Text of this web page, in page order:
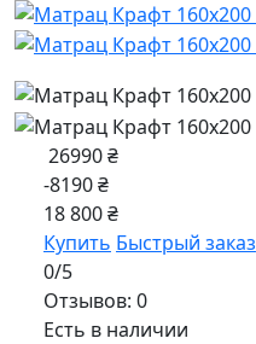
26990 ₴
-8190 ₴
18 800 ₴
Купить Быстрый заказ
0/5
Отзывов: 0
Есть в наличии